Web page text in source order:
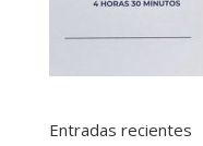
Entradas recientes